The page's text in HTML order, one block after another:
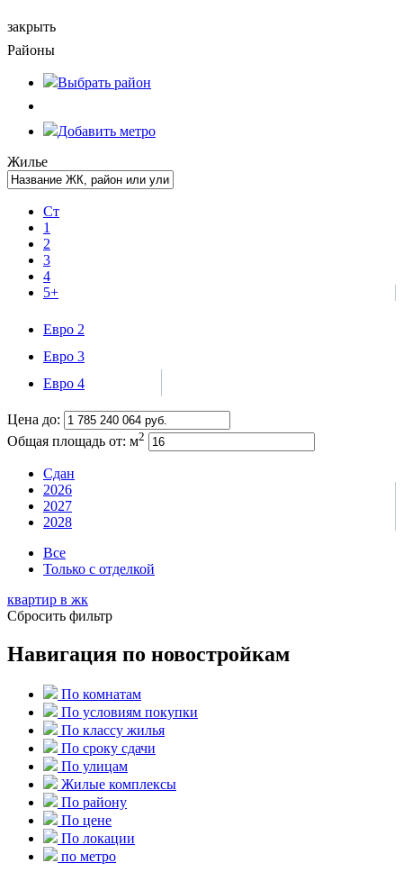
закрыть
Районы
Выбрать район
Добавить метро
Жилье
Ст
1
2
3
4
5+
Евро 2
Евро 3
Евро 4
Цена до:
Общая площадь от: м2
Сдан
2026
2027
2028
Все
Только с отделкой
квартир в жк
Сбросить фильтр
Навигация по новостройкам
По комнатам
По условиям покупки
По классу жилья
По сроку сдачи
По улицам
Жилые комплексы
По району
По цене
По локации
по метро